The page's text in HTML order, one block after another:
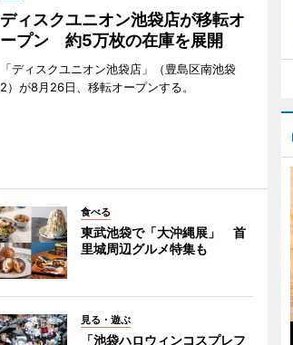
ディスクユニオン池袋店が移転オ
ープン 約5万枚の在庫を展開
「ディスクユニオン池袋店」（豊島区南池袋
2）が8月26日、移転オープンする。
食べる
東武池袋で「大沖縄展」 首
里城周辺グルメ特集も
見る・遊ぶ
「池袋ハロウィンコスプレフ